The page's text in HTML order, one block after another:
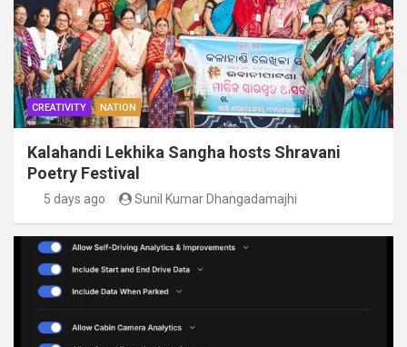
CREATIVITY NATION
Kalahandi Lekhika Sangha hosts Shravani
Poetry Festival
5 days ago Sunil Kumar Dhangadamajhi